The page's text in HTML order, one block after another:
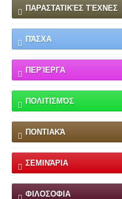
ΠΑΡΑΣΤΑΤΙΚΈΣ ΤΈΧΝΕΣ
ΠΆΣΧΑ
ΠΕΡΊΕΡΓΑ
ΠΟΛΙΤΙΣΜΌΣ
ΠΟΝΤΙΑΚΆ
ΣΕΜΙΝΆΡΙΑ
ΦΙΛΟΣΟΦΙΑ